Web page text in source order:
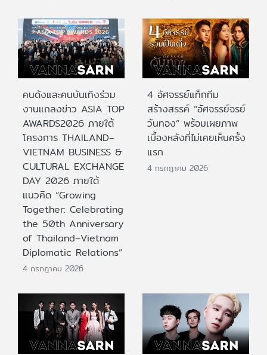
คนดังและคนบันเทิงร่วม
งานแถลงข่าว ASIA TOP
AWARDS2026 ภายใต้
โครงการ THAILAND–
VIETNAM BUSINESS &
CULTURAL EXCHANGE
DAY 2026 ภายใต้
แนวคิด “Growing
Together: Celebrating
the 50th Anniversary
of Thailand–Vietnam
Diplomatic Relations”
4 กรกฎาคม 2026
4 อัศจรรย์แท็กทีม
สร้างสรรค์ “อัศจรรย์จรย์
วันทอง” พร้อมเผยภาพ
เบื้องหลังที่ไม่เคยเห็นครั้ง
แรก
4 กรกฎาคม 2026